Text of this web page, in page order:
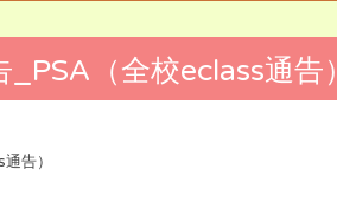
（全校eclass通告）
告）